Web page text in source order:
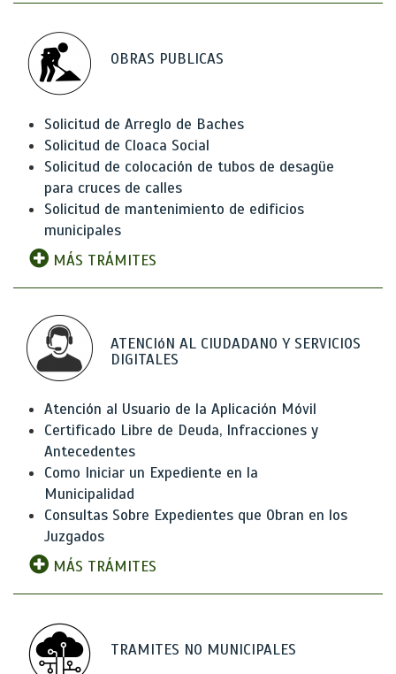
OBRAS PUBLICAS
Solicitud de Arreglo de Baches
Solicitud de Cloaca Social
Solicitud de colocación de tubos de desagüe
para cruces de calles
Solicitud de mantenimiento de edificios
municipales
MÁS TRÁMITES
ATENCIóN AL CIUDADANO Y SERVICIOS
DIGITALES
Atención al Usuario de la Aplicación Móvil
Certificado Libre de Deuda, Infracciones y
Antecedentes
Como Iniciar un Expediente en la
Municipalidad
Consultas Sobre Expedientes que Obran en los
Juzgados
MÁS TRÁMITES
TRAMITES NO MUNICIPALES